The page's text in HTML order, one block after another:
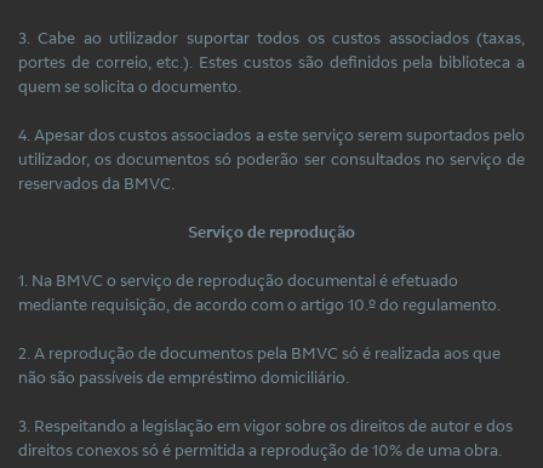
3. Cabe ao utilizador suportar todos os custos associados (taxas,
portes de correio, etc.). Estes custos são definidos pela biblioteca a
quem se solicita o documento.
4. Apesar dos custos associados a este serviço serem suportados pelo
utilizador, os documentos só poderão ser consultados no serviço de
reservados da BMVC.
Serviço de reprodução
1. Na BMVC o serviço de reprodução documental é efetuado
mediante requisição, de acordo com o artigo 10.º do regulamento.
2. A reprodução de documentos pela BMVC só é realizada aos que
não são passíveis de empréstimo domiciliário.
3. Respeitando a legislação em vigor sobre os direitos de autor e dos
direitos conexos só é permitida a reprodução de 10% de uma obra.